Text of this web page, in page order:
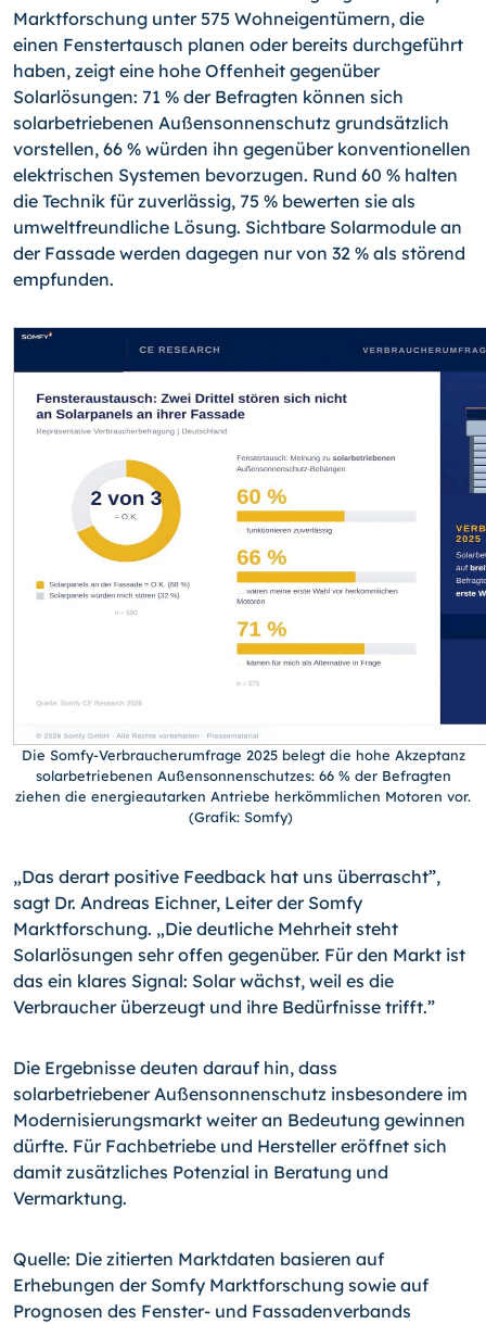
Marktforschung unter 575 Wohneigentümern, die
einen Fenstertausch planen oder bereits durchgeführt
haben, zeigt eine hohe Offenheit gegenüber
Solarlösungen: 71 % der Befragten können sich
solarbetriebenen Außensonnenschutz grundsätzlich
vorstellen, 66 % würden ihn gegenüber konventionellen
elektrischen Systemen bevorzugen. Rund 60 % halten
die Technik für zuverlässig, 75 % bewerten sie als
umweltfreundliche Lösung. Sichtbare Solarmodule an
der Fassade werden dagegen nur von 32 % als störend
empfunden.
Die Somfy-Verbraucherumfrage 2025 belegt die hohe Akzeptanz
solarbetriebenen Außensonnenschutzes: 66 % der Befragten
ziehen die energieautarken Antriebe herkömmlichen Motoren vor.
(Grafik: Somfy)
„Das derart positive Feedback hat uns überrascht”,
sagt Dr. Andreas Eichner, Leiter der Somfy
Marktforschung. „Die deutliche Mehrheit steht
Solarlösungen sehr offen gegenüber. Für den Markt ist
das ein klares Signal: Solar wächst, weil es die
Verbraucher überzeugt und ihre Bedürfnisse trifft.”
Die Ergebnisse deuten darauf hin, dass
solarbetriebener Außensonnenschutz insbesondere im
Modernisierungsmarkt weiter an Bedeutung gewinnen
dürfte. Für Fachbetriebe und Hersteller eröffnet sich
damit zusätzliches Potenzial in Beratung und
Vermarktung.
Quelle: Die zitierten Marktdaten basieren auf
Erhebungen der Somfy Marktforschung sowie auf
Prognosen des Fenster- und Fassadenverbands